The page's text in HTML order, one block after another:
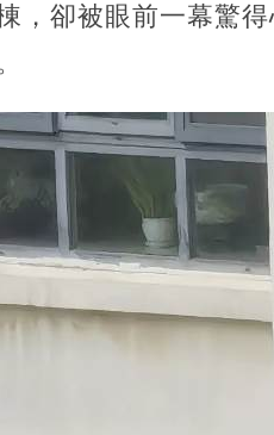
，卻被眼前一幕驚